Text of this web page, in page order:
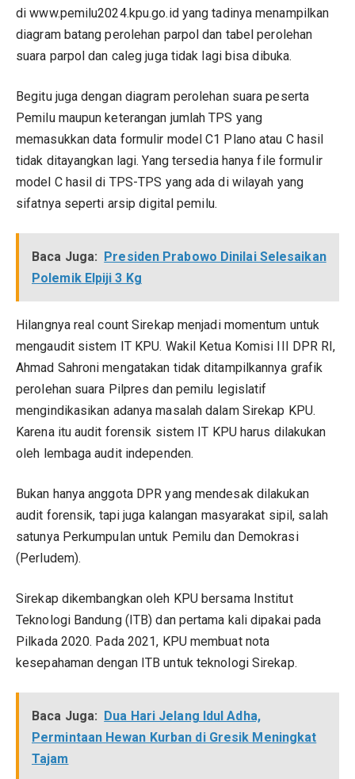
di www.pemilu2024.kpu.go.id yang tadinya menampilkan
diagram batang perolehan parpol dan tabel perolehan
suara parpol dan caleg juga tidak lagi bisa dibuka.
Begitu juga dengan diagram perolehan suara peserta
Pemilu maupun keterangan jumlahTPS yang
memasukkan data formulir model C1 Plano atau C hasil
tidak ditayangkan lagi. Yang tersedia hanya file formulir
model C hasil di TPS-TPS yang ada di wilayah yang
sifatnya seperti arsip digital pemilu.
Baca Juga: Presiden Prabowo Dinilai Selesaikan
Polemik Elpiji 3 Kg
Hilangnya real count Sirekap menjadi momentum untuk
mengaudit sistem IT KPU. Wakil Ketua Komisi III DPR RI,
Ahmad Sahroni mengatakan tidak ditampilkannya grafik
perolehan suara Pilpres dan pemilu legislatif
mengindikasikan adanya masalah dalam Sirekap KPU.
Karena itu audit forensik sistem IT KPU harus dilakukan
oleh lembaga audit independen.
Bukan hanya anggota DPR yang mendesak dilakukan
audit forensik, tapi juga kalangan masyarakat sipil, salah
satunya Perkumpulan untuk Pemilu dan Demokrasi
(Perludem).
Sirekap dikembangkan oleh KPU bersama Institut
Teknologi Bandung (ITB) dan pertama kali dipakai pada
Pilkada 2020. Pada 2021, KPU membuat nota
kesepahaman dengan ITB untuk teknologi Sirekap.
Baca Juga: Dua Hari Jelang Idul Adha,
Permintaan Hewan Kurban di Gresik Meningkat
Tajam